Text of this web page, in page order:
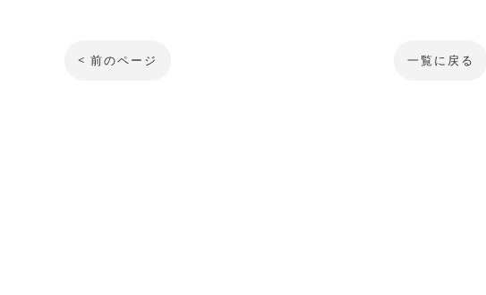
< 前のページ 一覧に戻る